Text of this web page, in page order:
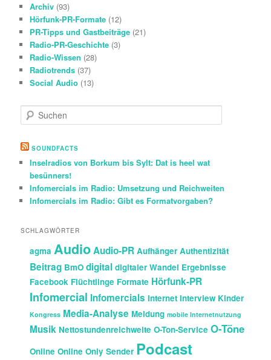
Archiv (93)
Hörfunk-PR-Formate (12)
PR-Tipps und Gastbeiträge (21)
Radio-PR-Geschichte (3)
Radio-Wissen (28)
Radiotrends (37)
Social Audio (13)
u
h
SOUNDFACTS
Inselradios von Borkum bis Sylt: Dat is heel wat
besünners!
Infomercials im Radio: Umsetzung und Reichweiten
Infomercials im Radio: Gibt es Formatvorgaben?
SCHLAGWÖRTER
agma AudioAudio-PR Aufhänger Authentizität
Beitrag BmO digital digitaler Wandel Ergebnisse
Facebook Flüchtlinge Formate Hörfunk-PR
Infomercial Infomercials Internet Interview Kinder
Kongress Media-Analyse Meldung mobile Internetnutzung
Musik Nettostundenreichweite O-Ton-Service O-Töne
Online Online Only Sender Podcast